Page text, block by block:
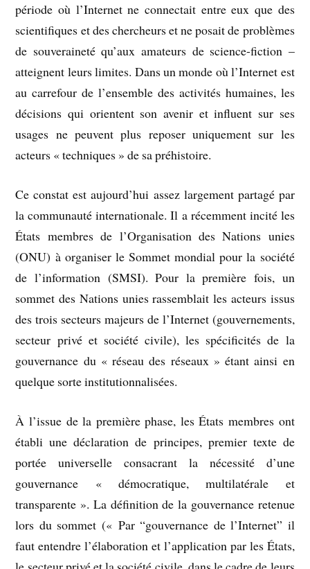
période où l’Internet ne connectait entre eux que des
scientifiques et des chercheurs et ne posait de problèmes
de souveraineté qu’aux amateurs de science-fiction –
atteignent leurs limites. Dans un monde où l’Internet est
au carrefour de l’ensemble des activités humaines, les
décisions qui orientent son avenir et influent sur ses
usages ne peuvent plus reposer uniquement sur les
acteurs « techniques » de sa préhistoire.
Ce constat est aujourd’hui assez largement partagé par
la communauté internationale. Il a récemment incité les
États membres de l’Organisation des Nations unies
(ONU) à organiser le Sommet mondial pour la société
de l’information (SMSI). Pour la première fois, un
sommet des Nations unies rassemblait les acteurs issus
des trois secteurs majeurs de l’Internet (gouvernements,
secteur privé et société civile), les spécificités de la
gouvernance du « réseau des réseaux » étant ainsi en
quelque sorte institutionnalisées.
À l’issue de la première phase, les États membres ont
établi une déclaration de principes, premier texte de
portée universelle consacrant la nécessité d’une
gouvernance « démocratique, multilatérale et
transparente ». La définition de la gouvernance retenue
lors du sommet (« Par “gouvernance de l’Internet” il
faut entendre l’élaboration et l’application par les États,